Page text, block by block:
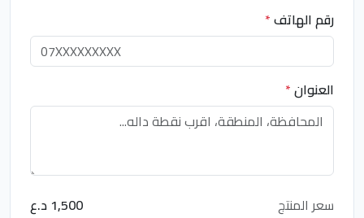
رقم الهاتف*
العنوان*
سعر المنتج
1,500 د.ع